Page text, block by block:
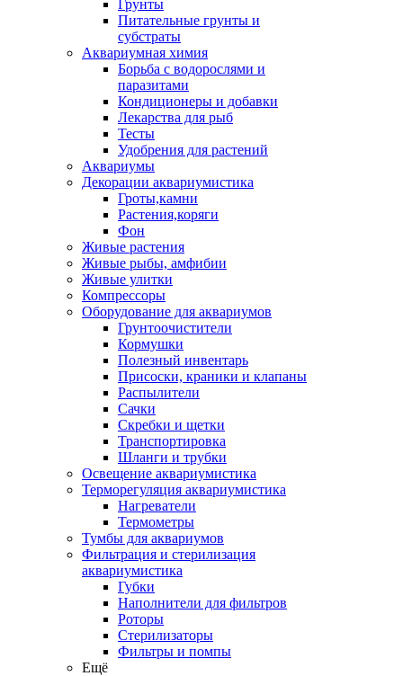
Грунты
Питательные грунты и
субстраты
Аквариумная химия
Борьба с водорослями и
паразитами
Кондиционеры и добавки
Лекарства для рыб
Тесты
Удобрения для растений
Аквариумы
Декорации аквариумистика
Гроты,камни
Растения,коряги
Фон
Живые растения
Живые рыбы, амфибии
Живые улитки
Компрессоры
Оборудование для аквариумов
Грунтоочистители
Кормушки
Полезный инвентарь
Присоски, краники и клапаны
Распылители
Сачки
Скребки и щетки
Транспортировка
Шланги и трубки
Освещение аквариумистика
Терморегуляция аквариумистика
Нагреватели
Термометры
Тумбы для аквариумов
Фильтрация и стерилизация
аквариумистика
Губки
Наполнители для фильтров
Роторы
Стерилизаторы
Фильтры и помпы
Ещё